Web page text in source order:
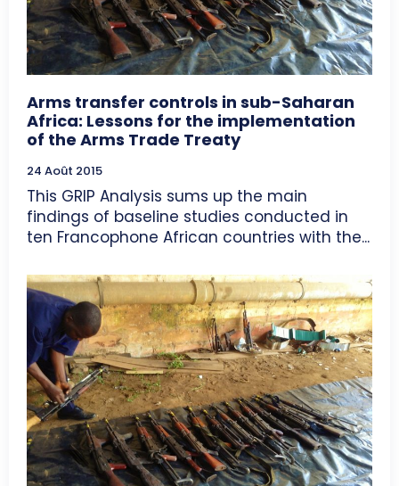
Arms transfer controls in sub-Saharan
Africa: Lessons for the implementation
of the Arms Trade Treaty
24 Août 2015
This GRIP Analysis sums up the main
findings of baseline studies conducted in
ten Francophone African countries with the...